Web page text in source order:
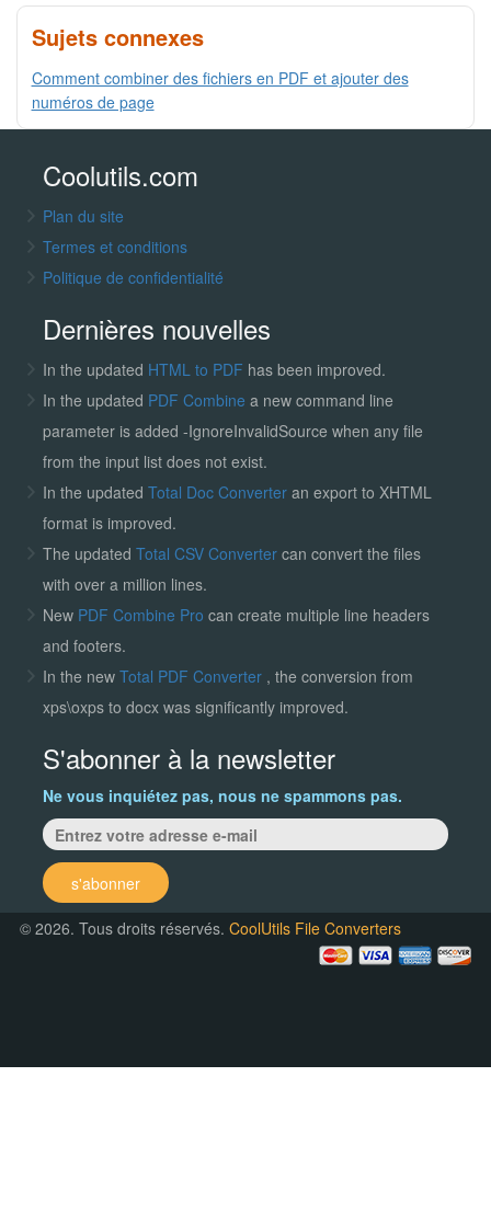
Sujets connexes
Comment combiner des fichiers en PDF et ajouter des
numéros de page
Coolutils.com
Plan du site
Termes et conditions
Politique de confidentialité
Dernières nouvelles
In the updated HTML to PDF has been improved.
In the updated PDF Combine a new command line
parameter is added -IgnoreInvalidSource when any file
from the input list does not exist.
In the updated Total Doc Converter an export to XHTML
format is improved.
The updated Total CSV Convertercan convert the files
with over a million lines.
New PDF Combine Pro can create multiple line headers
and footers.
In the new Total PDF Converter , the conversion from
xps\oxps to docx was significantly improved.
S'abonner à la newsletter
Ne vous inquiétez pas, nous ne spammons pas.
s'abonner
© 2026. Tous droits réservés.CoolUtils File Converters